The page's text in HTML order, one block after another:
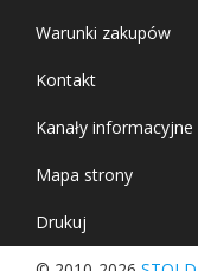
Warunki zakupów
Kontakt
Kanały informacyjne
Mapa strony
Drukuj